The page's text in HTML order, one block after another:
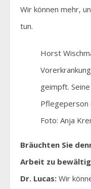
Wir können mehr,
tun.
Horst
geimpft.
Pflegeperson
Foto: Anja
Bräuchten Sie
Arbeit zu
Dr. Lucas: Wir